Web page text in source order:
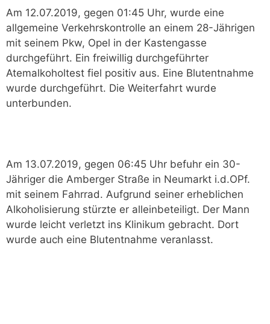
Am 12.07.2019, gegen 01:45 Uhr, wurde eine
allgemeine Verkehrskontrolle an einem 28-Jährigen
mit seinem Pkw, Opel in der Kastengasse
durchgeführt. Ein freiwillig durchgeführter
Atemalkoholtest fiel positiv aus. Eine Blutentnahme
wurde durchgeführt. Die Weiterfahrt wurde
unterbunden.
Am 13.07.2019, gegen 06:45 Uhr befuhr ein 30-
Jähriger die Amberger Straße in Neumarkt i.d.OPf.
mit seinem Fahrrad. Aufgrund seiner erheblichen
Alkoholisierung stürzte er alleinbeteiligt. Der Mann
wurde leicht verletzt ins Klinikum gebracht. Dort
wurde auch eine Blutentnahme veranlasst.